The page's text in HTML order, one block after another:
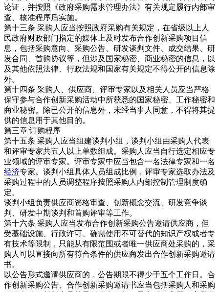
论证，并按照《政府采购需求管理办法》有关规定履行内部审
查、核准程序后实施。
第十三条 采购人应当按照政府采购有关规定，在省级以上人
民政府财政部门指定的媒体上及时发布合作创新采购项目信
息，包括采购意向、采购公告、研发谈判文件、成交结果、研
发合同、首购协议等，但涉及国家秘密、商业秘密的信息，以
及其他依照法律、行政法规和国家有关规定不得公开的信息除
外。
第十四条 采购人、供应商、评审专家以及相关人员应当严格
保守参与合作创新采购活动中所获悉的国家秘密、工作秘密和
商业秘密。除已公开的信息外，未经当事人同意，不得将其提
供的信息用于其他目的。
第三章 订购程序
第十五条 采购人应当组建谈判小组，谈判小组由采购人代表
和评审专家共五人以上单数组成。采购人应当自行选定相应专
业领域的评审专家。评审专家中应当包含一名法律专家和一名
经济专家。谈判小组具体人员组成比例，评审专家选取办法及
采购过程中的人员调整程序按照采购人内部控制管理制度确
定。
谈判小组负责供应商资格审查、创新概念交流、研发竞争谈
判、研发中期谈判和首购评审等工作。
第十六条 采购人应当发布合作创新采购公告邀请供应商，但
受基础设施、行政许可、确需使用不可替代的知识产权或者专
有技术等限制，只能从有限范围或者唯一供应商处采购的，采
购人可以直接向所有符合条件的供应商发出合作创新采购邀请
书。
以公告形式邀请供应商的，公告期限不得少于五个工作日。合
作创新采购公告、合作创新采购邀请书应当包括采购人和采购